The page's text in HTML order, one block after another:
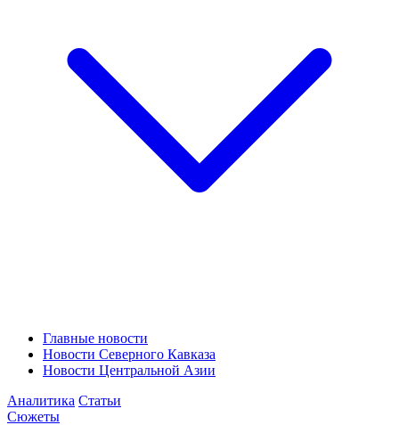
Главные новости
Новости Северного Кавказа
Новости Центральной Азии
Аналитика Статьи
Сюжеты